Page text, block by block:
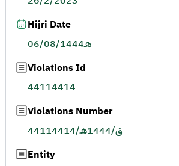
Hijri Date
06/08/1444هـ
Violations Id
44114414
Violations Number
44114414/ق/1444هـ
Entity